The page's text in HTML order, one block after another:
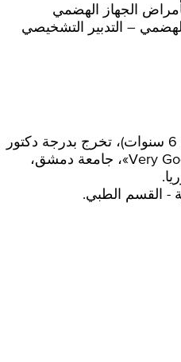
الجهاز الهضمي
– التدبير التشخيصي
كلية الطب (برنامج لمدة 6 سنوات)، تخرج بدرجة دكتور
في الطب مع تقدير «Very Good»، جامعة دمشق،